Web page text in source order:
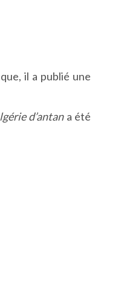
il a publié une
d’antan a été